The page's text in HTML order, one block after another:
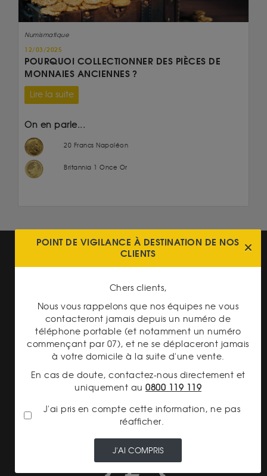
Numismatique
12/03/2025
POURQUOI COLLECTIONNER DES PIÈCES DE
MONNAIES ANCIENNES ?
Lire la suite
On en parle...
20 Francs Napoléon
Britannia 1 Once Or
PAIEMENT SECURISÉ
LIVRAISON ASSURÉE
POINT DE VIGILANCE À DESTINATION DE NOS
CLIENTS
Chers clients,
Nous vous rappelons que nos équipes ne vous
contacteront jamais depuis un numéro de
téléphone portable (et notamment un numéro
commençant par 07), et ne se déplaceront jamais
à votre domicile à la suite d'une vente.
En cas de doute, contactez-nous directement et
uniquement au 0800 119 119
J'ai pris en compte cette information, ne pas
réafficher.
J'AI COMPRIS